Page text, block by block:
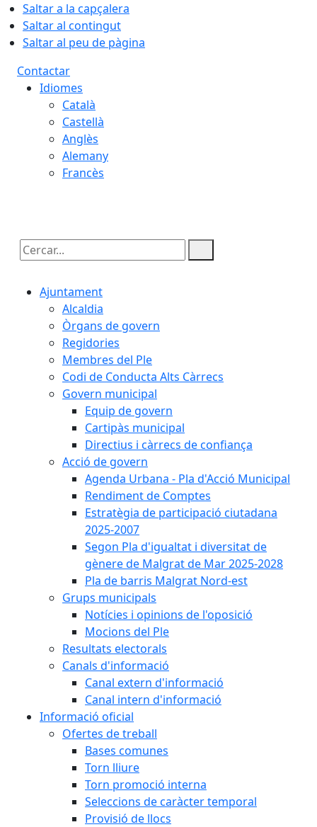
Saltar a la capçalera
Saltar al contingut
Saltar al peu de pàgina
Contactar
Idiomes
Català
Castellà
Anglès
Alemany
Francès
Cercar:
Ajuntament
Alcaldia
Òrgans de govern
Regidories
Membres del Ple
Codi de Conducta Alts Càrrecs
Govern municipal
Equip de govern
Cartipàs municipal
Directius i càrrecs de confiança
Acció de govern
Agenda Urbana - Pla d'Acció Municipal
Rendiment de Comptes
Estratègia de participació ciutadana
2025-2007
Segon Pla d'igualtat i diversitat de
gènere de Malgrat de Mar 2025-2028
Pla de barris Malgrat Nord-est
Grups municipals
Notícies i opinions de l'oposició
Mocions del Ple
Resultats electorals
Canals d'informació
Canal extern d'informació
Canal intern d'informació
Informació oficial
Ofertes de treball
Bases comunes
Torn lliure
Torn promoció interna
Seleccions de caràcter temporal
Provisió de llocs